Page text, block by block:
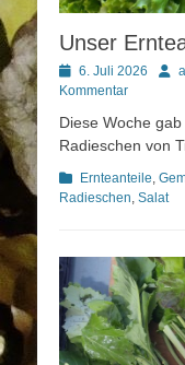
Unser
Posted
on
6. Juli 2026
Kommentar
Diese Woche
Radieschen von
Kategorien
Ernteanteile
Radieschen Salat